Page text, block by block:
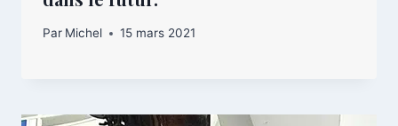
Par Michel 15 mars 2021